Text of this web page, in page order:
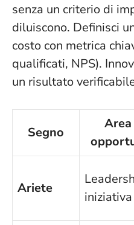
senza un criterio di
diluiscono. Definisci
costo con metrica
qualificati, NPS).
un risultato
Segno
Area
Ariete
iniziativa